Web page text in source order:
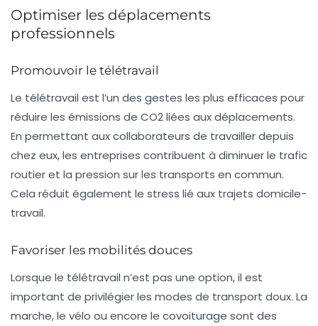
Optimiser les déplacements
professionnels
Promouvoir le télétravail
Le télétravail est l’un des gestes les plus efficaces pour
réduire les émissions de CO2 liées aux déplacements.
En permettant aux collaborateurs de travailler depuis
chez eux, les entreprises contribuent à diminuer le trafic
routier et la pression sur les transports en commun.
Cela réduit également le stress lié aux trajets domicile-
travail.
Favoriser les mobilités douces
Lorsque le télétravail n’est pas une option, il est
important de privilégier les modes de transport doux. La
marche, le vélo ou encore le covoiturage sont des